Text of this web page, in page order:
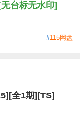
台标无水印]
#115网盘
全1期][TS]